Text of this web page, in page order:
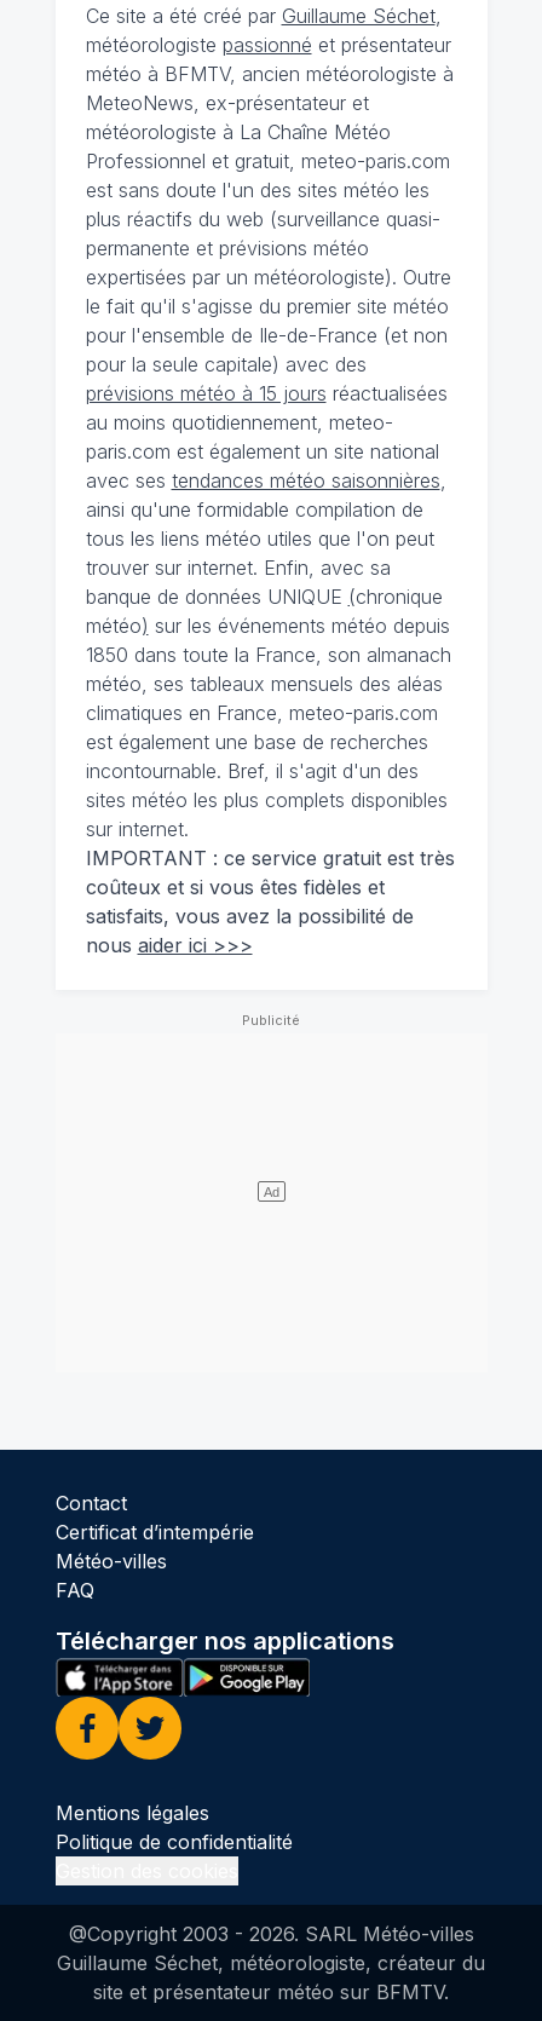
Ce site a été créé par Guillaume Séchet,
météorologiste passionné et présentateur
météo à BFMTV, ancien météorologiste à
MeteoNews, ex-présentateur et
météorologiste à La Chaîne Météo
Professionnel et gratuit, meteo-paris.com
est sans doute l'un des sites météo les
plus réactifs du web (surveillance quasi-
permanente et prévisions météo
expertisées par un météorologiste). Outre
le fait qu'il s'agisse du premier site météo
pour l'ensemble de Ile-de-France (et non
pour la seule capitale) avec des
prévisions météo à 15 jours réactualisées
au moins quotidiennement, meteo-
paris.com est également un site national
avec ses tendances météo saisonnières,
ainsi qu'une formidable compilation de
tous les liens météo utiles que l'on peut
trouver sur internet. Enfin, avec sa
banque de données UNIQUE (chronique
météo) sur les événements météo depuis
1850 dans toute la France, son almanach
météo, ses tableaux mensuels des aléas
climatiques en France, meteo-paris.com
est également une base de recherches
incontournable. Bref, il s'agit d'un des
sites météo les plus complets disponibles
sur internet.
IMPORTANT : ce service gratuit est très
coûteux et si vous êtes fidèles et
satisfaits, vous avez la possibilité de
nous aider ici >>>
Contact
Certificat d’intempérie
Météo-villes
FAQ
Télécharger nos applications
Facebook
Twitter
Mentions légales
Politique de confidentialité
@Copyright 2003 - 2026. SARL Météo-villes
Guillaume Séchet, météorologiste, créateur du
site et présentateur météo sur BFMTV.